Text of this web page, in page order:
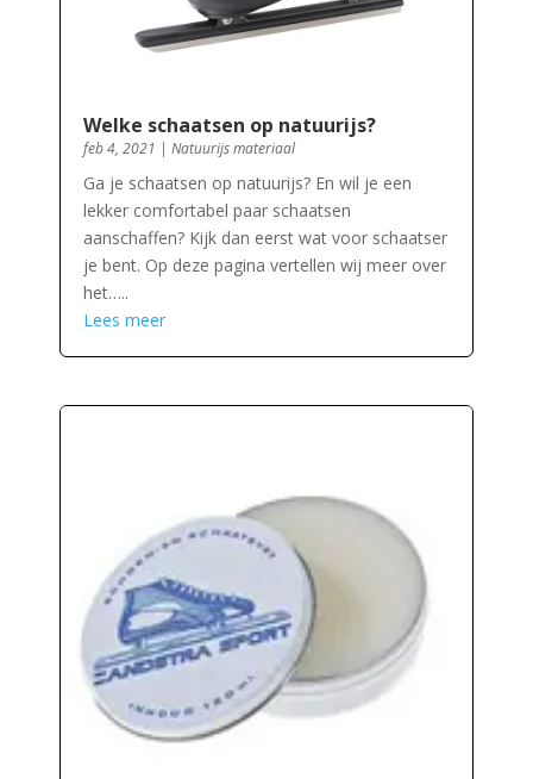
Welke schaatsen op natuurijs?
feb 4, 2021 | Natuurijs materiaal
Ga je schaatsen op natuurijs? En wil je een
lekker comfortabel paar schaatsen
aanschaffen? Kijk dan eerst wat voor schaatser
je bent. Op deze pagina vertellen wij meer over
het…..
Lees meer